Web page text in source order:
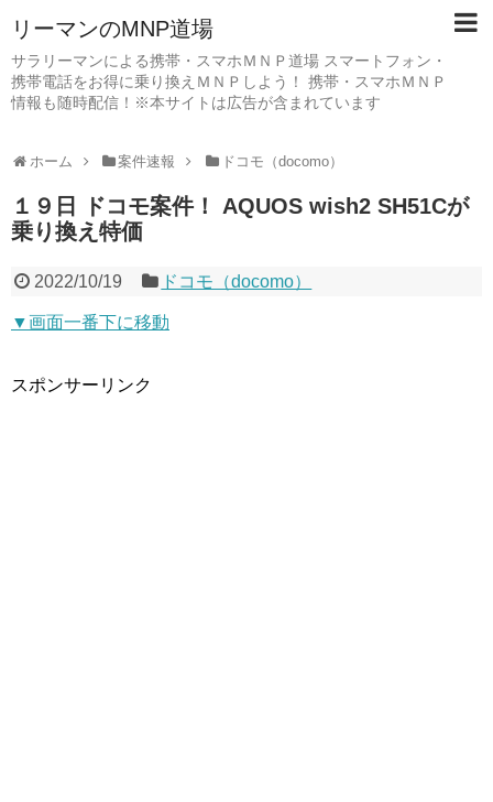
リーマンのMNP道場
サラリーマンによる携帯・スマホＭＮＰ道場 スマートフォン・
携帯電話をお得に乗り換えＭＮＰしよう！ 携帯・スマホＭＮＰ
情報も随時配信！※本サイトは広告が含まれています
ホーム 案件速報 ドコモ（docomo）
１９日 ドコモ案件！ AQUOS wish2 SH51Cが
乗り換え特価
2022/10/19 ドコモ（docomo）
▼画面一番下に移動
スポンサーリンク